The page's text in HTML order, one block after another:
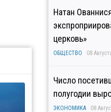
Натан
церковь»
ОБЩЕСТВО 08
Число
полугодии
ЭКОНОМИКА 08